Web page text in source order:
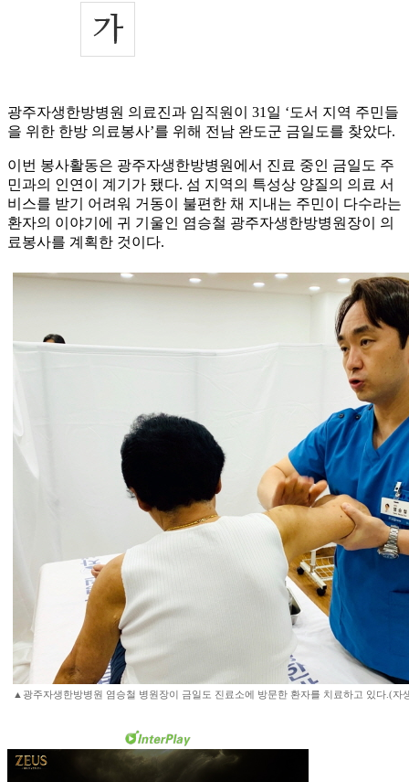
광주자생한방병원 의료진과 임직원이 31일 ‘도서 지역 주민들
을 위한 한방 의료봉사’를 위해 전남 완도군 금일도를 찾았다.
이번 봉사활동은 광주자생한방병원에서 진료 중인 금일도 주
민과의 인연이 계기가 됐다. 섬 지역의 특성상 양질의 의료 서
비스를 받기 어려워 거동이 불편한 채 지내는 주민이 다수라는
환자의 이야기에 귀 기울인 염승철 광주자생한방병원장이 의
료봉사를 계획한 것이다.
▲광주자생한방병원 염승철 병원장이 금일도 진료소에 방문한 환자를 치료하고 있다.(자